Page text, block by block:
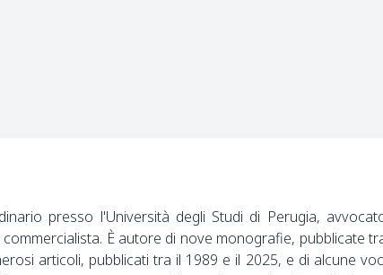
presso l'Università degli Studi di Perugia,
È autore di nove monografie, pubblicate
articoli, pubblicati tra il 1989 e il 2025, e di alcune